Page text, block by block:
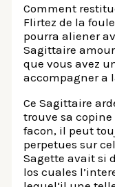
Comment
Flirtez de la
pourra aliener
Sagittaire
que vous avez
accompagner a
Ce Sagittaire
trouve sa
facon, il peut
perpetues sur
Sagette avait si
los cuales